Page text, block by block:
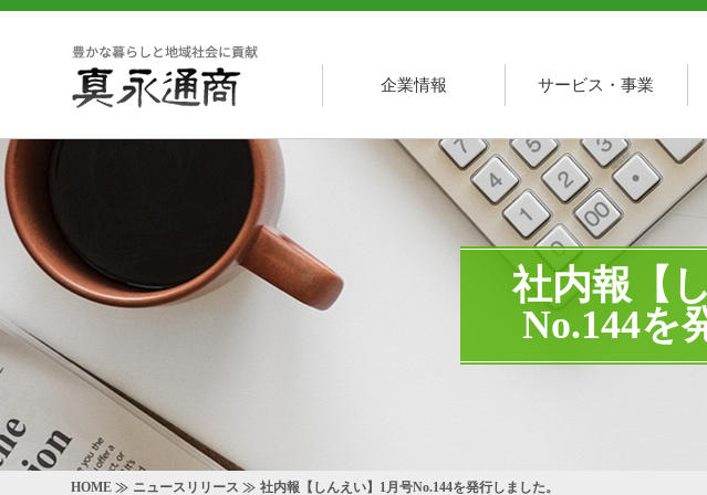
企業情報 サービス・事業
社内報【
No.144を
HOME ニュースリリース 社内報【しんえい】1月号No.144を発行しました。